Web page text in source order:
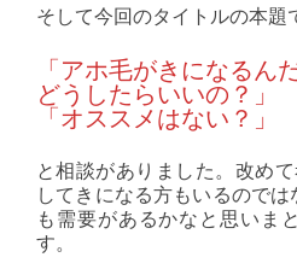
そして今回のタイトルの本題
「アホ毛がきになるん
どうしたらいいの？」
「オススメはない？」
と相談がありました。改め
してきになる方もいるので
も需要があるかなと思いま
す。